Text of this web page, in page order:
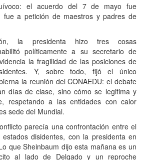
el acuerdo del 7 de mayo fue
fue a petición de maestros y padres de
la presidenta hizo tres cosas
políticamente a su secretario de
la fragilidad de las posiciones de
Y, sobre todo, fijó el único
la reunión del CONAEDU: el debate
días de clase, sino cómo se legitima y
respetando a las entidades con calor
sede del Mundial.
parecía una confrontación entre el
disidentes, con la presidenta en
que Sheinbaum dijo esta mañana es un
al lado de Delgado y un reproche